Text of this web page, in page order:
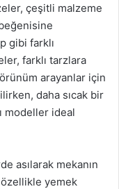
çeşitli malzeme
gibi farklı
farklı tarzlara
arayanlar için
daha sıcak bir
modeller ideal
asılarak mekanın
yemek